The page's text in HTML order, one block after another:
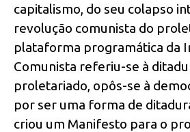
capitalismo, do seu colapso
revolução comunista do
plataforma programática da
Comunista referiu-se à
proletariado, opôs-se à
por ser uma forma de
criou um Manifesto para o